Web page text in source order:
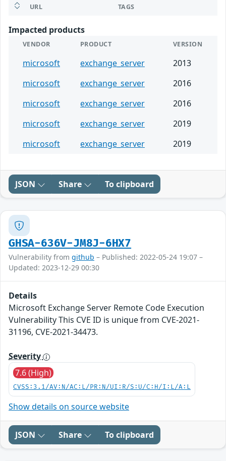
URL TAGS
Impacted products
VENDOR PRODUCT VERSION
microsoft exchange_server
2013
microsoft
exchange_server
2016
microsoft
exchange_server
2016
microsoft
exchange_server
2019
microsoft
exchange_server 2019
JSON Share To clipboard
GHSA-636V-JM8J-6HX7
Vulnerability from github – Published: 2022-05-24 19:07 –
Updated: 2023-12-29 00:30
Details
Microsoft Exchange Server Remote Code Execution
Vulnerability This CVE ID is unique from CVE-2021-
31196, CVE-2021-34473.
Severity
7.6 (High)
CVSS:3.1/AV:N/AC:L/PR:N/UI:R/S:U/C:H/I:L/A:L
Show details on source website
JSON Share To clipboard